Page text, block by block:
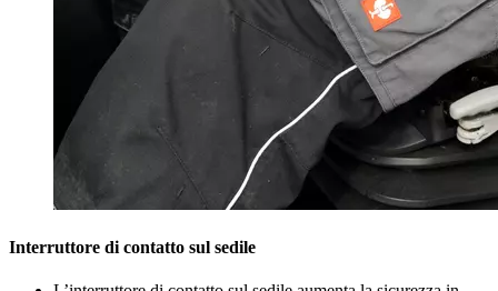
Interruttore di contatto sul sedile